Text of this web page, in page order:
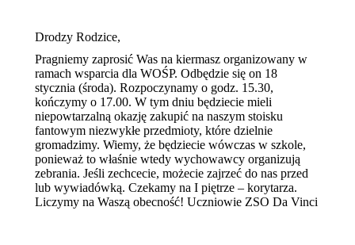
Drodzy Rodzice,
Pragniemy zaprosić Was na kiermasz organizowany w
ramach wsparcia dla WOŚP. Odbędzie się on 18
stycznia (środa). Rozpoczynamy o godz. 15.30,
kończymy o 17.00. W tym dniu będziecie mieli
niepowtarzalną okazję zakupić na naszym stoisku
fantowym niezwykłe przedmioty, które dzielnie
gromadzimy. Wiemy, że będziecie wówczas w szkole,
ponieważ to właśnie wtedy wychowawcy organizują
zebrania. Jeśli zechcecie, możecie zajrzeć do nas przed
lub wywiadówką. Czekamy na I piętrze – korytarza.
Liczymy na Waszą obecność! Uczniowie ZSO Da Vinci